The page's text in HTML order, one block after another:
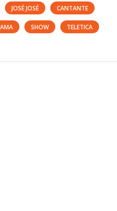
JOSÉ JOSÉ CANTANTE
SHOW TELETICA